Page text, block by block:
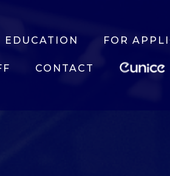
EDUCATION FOR
CONTACT